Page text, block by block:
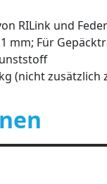
RILink und
mm; Für
(nicht